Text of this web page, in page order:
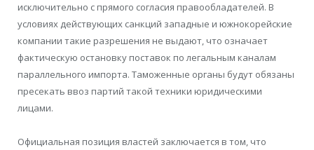
исключительно с прямого согласия правообладателей. В
условиях действующих санкций западные и южнокорейские
компании такие разрешения не выдают, что означает
фактическую остановку поставок по легальным каналам
параллельного импорта. Таможенные органы будут обязаны
пресекать ввоз партий такой техники юридическими
лицами.
Официальная позиция властей заключается в том, что